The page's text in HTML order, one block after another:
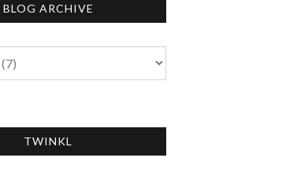
BLOG ARCHIVE
TWINKL